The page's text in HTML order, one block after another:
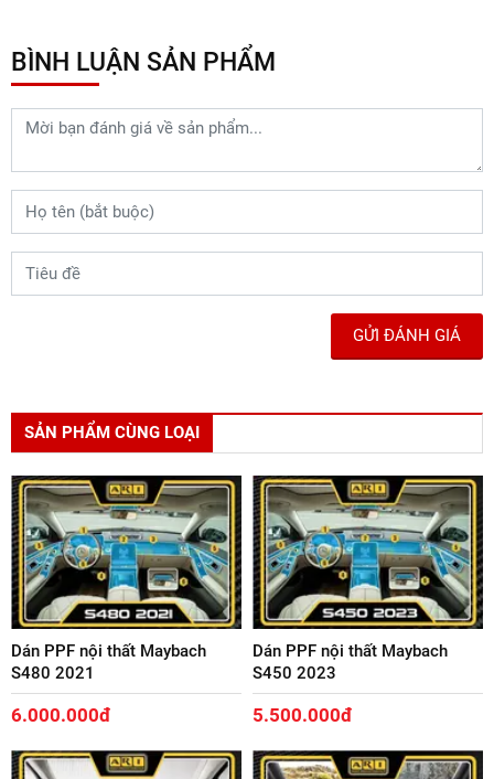
BÌNH LUẬN SẢN PHẨM
GỬI ĐÁNH GIÁ
SẢN PHẨM CÙNG LOẠI
Dán PPF nội thất Maybach
S480 2021
6.000.000đ
Dán PPF nội thất Maybach
S450 2023
5.500.000đ